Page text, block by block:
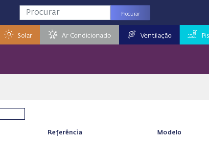
Procurar
Solar Ar Condicionado Ventilação
Referência Modelo